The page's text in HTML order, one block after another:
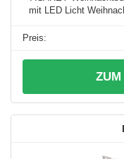
mit LED Licht